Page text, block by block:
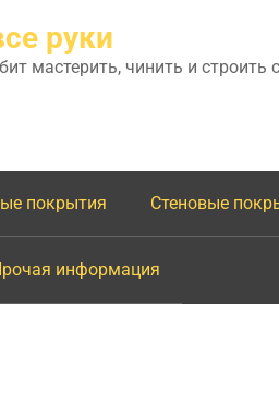
руки
мастерить, чинить и строить
покрытия Стеновые
информация